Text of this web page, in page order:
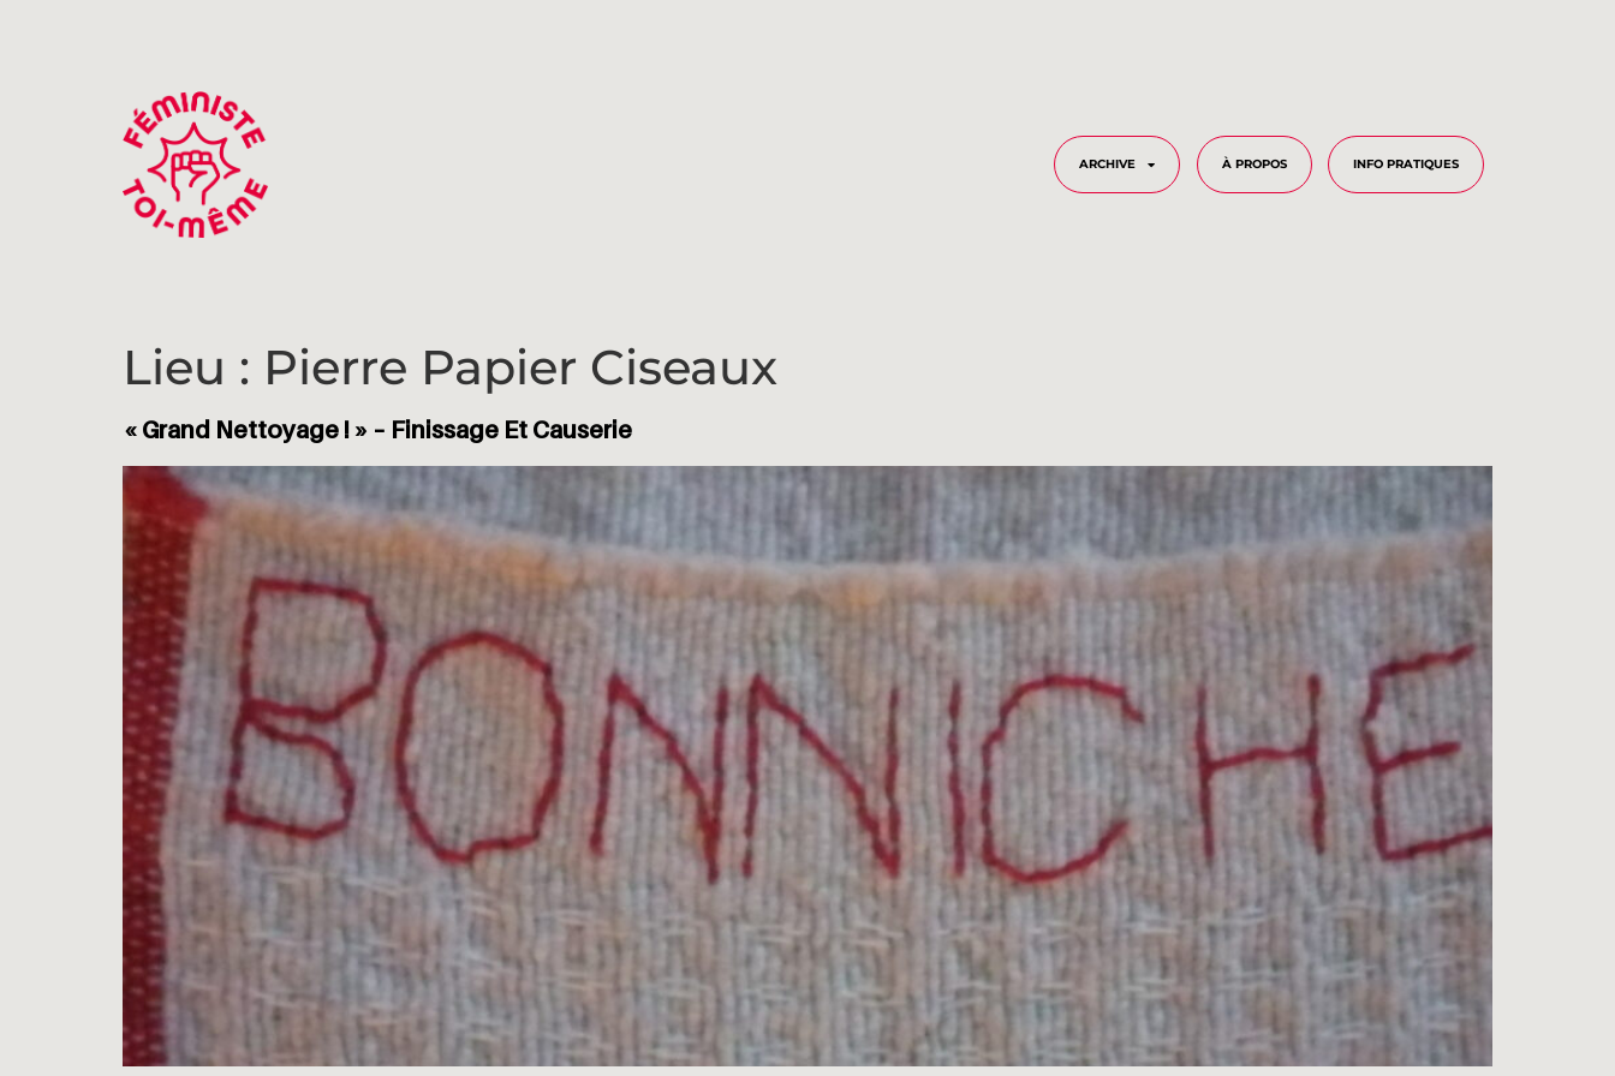
ARCHIVE À PROPOS INFO PRATIQUES
Lieu : Pierre Papier Ciseaux
« Grand Nettoyage ! » – Finissage Et Causerie